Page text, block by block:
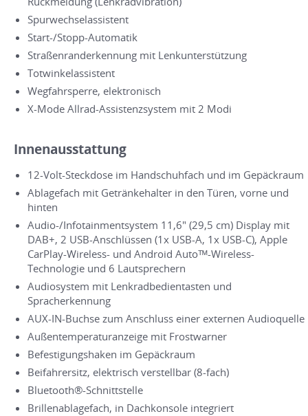
Spurwechselassistent
Start-/Stopp-Automatik
Straßenranderkennung mit Lenkunterstützung
Totwinkelassistent
Wegfahrsperre, elektronisch
X-Mode Allrad-Assistenzsystem mit 2 Modi
Innenausstattung
12-Volt-Steckdose im Handschuhfach und im Gepäckraum
Ablagefach mit Getränkehalter in den Türen, vorne und
hinten
Audio-/Infotainmentsystem 11,6" (29,5 cm) Display mit
DAB+, 2 USB-Anschlüssen (1x USB-A, 1x USB-C), Apple
CarPlay-Wireless- und Android Autoᵀᴹ-Wireless-
Technologie und 6 Lautsprechern
Audiosystem mit Lenkradbedientasten und
Spracherkennung
AUX-IN-Buchse zum Anschluss einer externen Audioquelle
Außentemperaturanzeige mit Frostwarner
Befestigungshaken im Gepäckraum
Beifahrersitz, elektrisch verstellbar (8-fach)
Bluetooth®-Schnittstelle
Brillenablagefach, in Dachkonsole integriert